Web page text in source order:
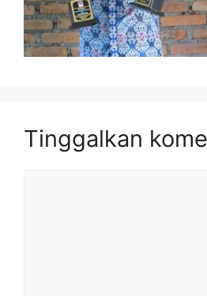
Tinggalkan